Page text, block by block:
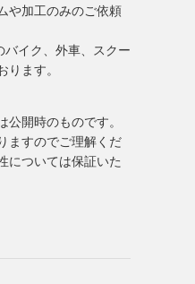
や加工のみのご依頼
イク、外車、スクー
ります。
公開時のものです。
ますのでご理解くだ
については保証いた